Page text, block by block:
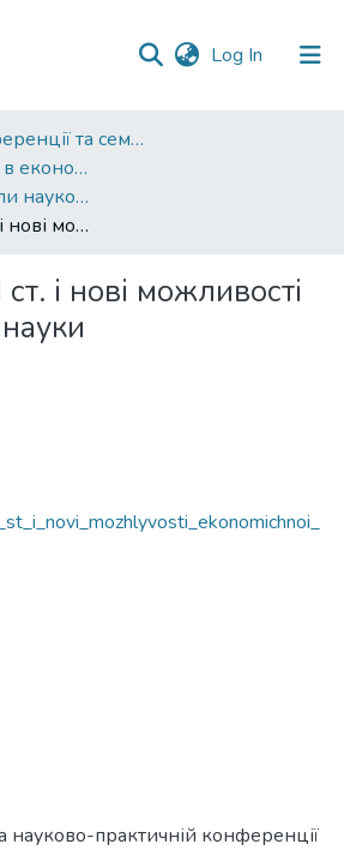
Log In (current)
012. Конференції та семінари НаУКМА
Інноваційні ідеї в економічній науці: пошуки вирішення сучасних проблем: матеріали науково-практичної конференції
(2019) : матеріали науково-практичної конференції, 11-12 квітня 2019 року
Виклики XXI ст. і нові можливості економічної науки
і нові можливості
науково-практичній конференції